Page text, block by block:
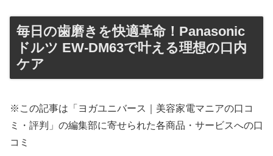
毎日の歯磨きを快適革命！Panasonic
ドルツ EW-DM63で叶える理想の口内
ケア
※この記事は「ヨガユニバース｜美容家電マニアの口コ
ミ・評判」の編集部に寄せられた各商品・サービスへの口
コミ